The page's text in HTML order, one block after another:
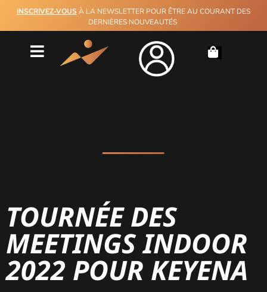
INSCRIVEZ-VOUS À LA NEWSLETTER POUR ÊTRE AU COURANT DES
DERNIÈRES NOUVEAUTÉS
TOURNÉE DES
MEETINGS INDOOR
2022 POUR KEYENA